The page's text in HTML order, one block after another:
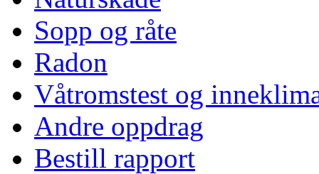
Sopp og råte
Radon
Våtromstest og
Andre oppdrag
Bestill rapport